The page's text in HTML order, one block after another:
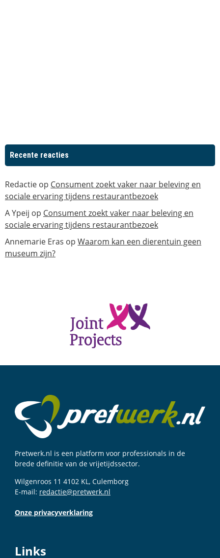
Recente reacties
Redactie op Consument zoekt vaker naar beleving en
sociale ervaring tijdens restaurantbezoek
A Ypeij op Consument zoekt vaker naar beleving en
sociale ervaring tijdens restaurantbezoek
Annemarie Eras op Waarom kan een dierentuin geen
museum zijn?
Pretwerk.nl is een platform voor professionals in de
brede definitie van de vrijetijdssector.
Wilgenroos 11 4102 KL, Culemborg
E-mail: redactie@pretwerk.nl
Onze privacyverklaring
Links